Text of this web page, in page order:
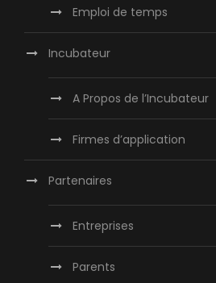
Emploi de temps
Incubateur
A Propos de l’Incubateur
Firmes d’application
Partenaires
Entreprises
Parents